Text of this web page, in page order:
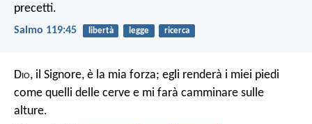
precetti.
Salmo 119:45 libertà legge ricerca
Dio, il Signore, è la mia forza; egli renderà i miei piedi
come quelli delle cerve e mi farà camminare sulle
alture.